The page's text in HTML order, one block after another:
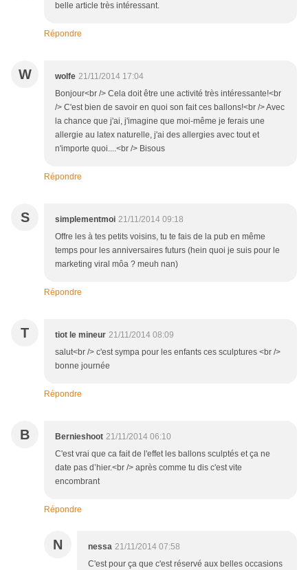
belle article très intéressant.
Répondre
W wolfe 21/11/2014 17:04
Bonjour<br /> Cela doit être une activité très intéressante!<br
/> C'est bien de savoir en quoi son fait ces ballons!<br /> Avec
la chance que j'ai, j'imagine que moi-même je ferais une
allergie au latex naturelle, j'ai des allergies avec tout et
n'importe quoi....<br /> Bisous
Répondre
S simplementmoi 21/11/2014 09:18
Offre les à tes petits voisins, tu te fais de la pub en même
temps pour les anniversaires futurs (hein quoi je suis pour le
marketing viral môa ? meuh nan)
Répondre
T tiot le mineur 21/11/2014 08:09
salut<br /> c'est sympa pour les enfants ces sculptures <br />
bonne journée
Répondre
B Bernieshoot 21/11/2014 06:10
C'est vrai que ca fait de l'effet les ballons sculptés et ça ne
date pas d’hier.<br /> après comme tu dis c'est vite
encombrant
Répondre
N nessa 21/11/2014 07:58
C'est pour ça que c'est réservé aux belles occasions